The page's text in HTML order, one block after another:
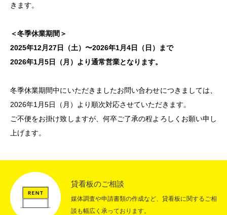
事業内容
製作の流れ
RECRUIT 採用情報
CONTACT
きます。
＜冬季休業期間＞
2025年12月27日（土）〜2026年1月4日（日）まで
2026年1月5日（月）より通常営業となります。
冬季休業期間中にいただきましたお問い合わせにつきましては、
2026年1月5日（月）より順次対応させていただきます。
ご不便をお掛け致しますが、何卒ご了承の程よろしくお願い申し
上げます。
貸看板のご相談
媒体調査や申請書類の作成など、貸看板に関するご相
談も幅広く承っております。